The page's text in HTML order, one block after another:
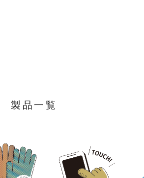
製品一覧